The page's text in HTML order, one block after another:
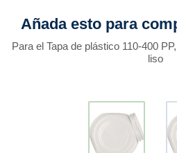
Añada esto para
Para el Tapa de plástico 110-400
liso